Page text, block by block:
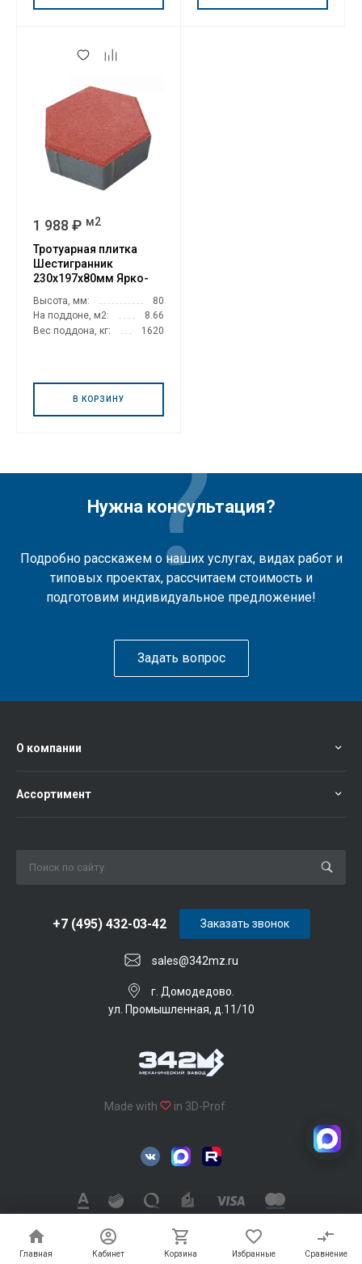
Главная Кабинет Корзина Избранные Сравнение
Главная Кабинет Корзина Избранные Сравнение
1 988 ₽ м2
Тротуарная плитка
Шестигранник
230х197х80мм Ярко-
Высота, мм:
80
На поддоне, м2:
8.66
Вес поддона, кг:
1620
В КОРЗИНУ
Нужна консультация?
Подробно расскажем о наших услугах, видах работ и
типовых проектах, рассчитаем стоимость и
подготовим индивидуальное предложение!
Задать вопрос
О компании
Ассортимент
sales@342mz.ru
+7 (495) 432-03-42
г. Домодедово.
ул. Промышленная, д.11/10
Заказать звонок
Made with in 3D-Prof
342 Механический завод © 2026, Все права защищены